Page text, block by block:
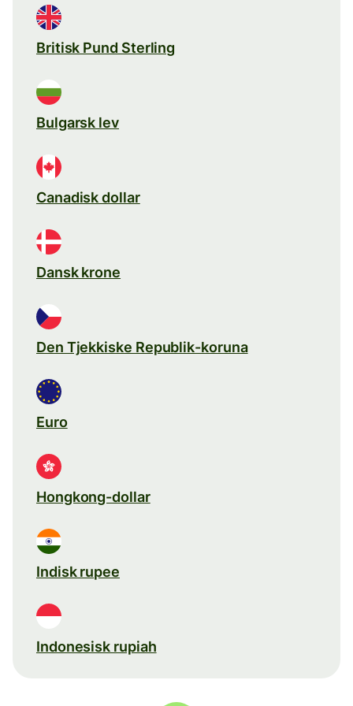
Britisk Pund Sterling
Bulgarsk lev
Canadisk dollar
Dansk krone
Den Tjekkiske Republik-koruna
Euro
Hongkong-dollar
Indisk rupee
Indonesisk rupiah